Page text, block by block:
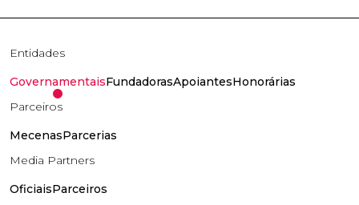
Entidades
GovernamentaisFundadorasApoiantesHonorárias
Parceiros
MecenasParcerias
Media Partners
OficiaisParceiros